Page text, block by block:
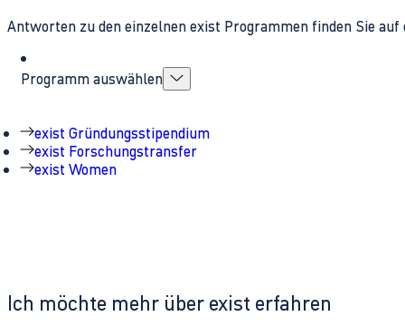
Ich möchte mehr über exist erfahren
Antworten zu den einzelnen exist Programmen finden Sie
Programm auswählen
exist Gründungsstipendium
exist Forschungstransfer
exist Women